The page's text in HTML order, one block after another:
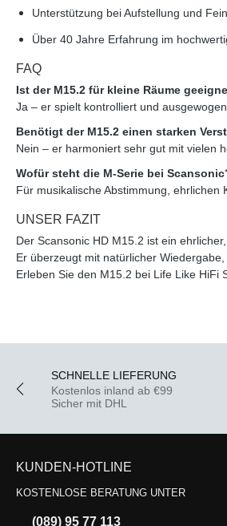
Unterstützung bei Aufstellung und
Über 40 Jahre Erfahrung im
FAQ
Ist der M15.2 für kleine Räume
Ja – er spielt kontrolliert und
Benötigt der M15.2 einen starken
Nein – er harmoniert sehr gut mit vielen
Wofür steht die M-Serie bei
Für musikalische Abstimmung, ehrlichen
UNSER FAZIT
Der Scansonic HD M15.2 ist ein
Er überzeugt mit natürlicher
Erleben Sie den M15.2 bei Life Like HiFi
SCHNELLE LIEFERUNG
Kostenlos inland ab €99
Sicher mit DHL
KUNDEN-HOTLINE
KOSTENLOSE BERATUNG UNTER
(089) 95 77 113